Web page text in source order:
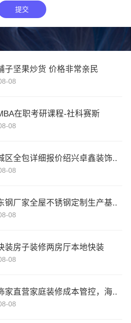
子坚果炒货 价格非常亲民
08
在职考研课程-社科赛斯
08
区全包详细报价绍兴卓鑫装饰..
08
钢厂家全屋不锈钢定制生产基..
08
装房子装修两房厅本地快装
08
家直营家庭装修成本管控，海..
08
提交